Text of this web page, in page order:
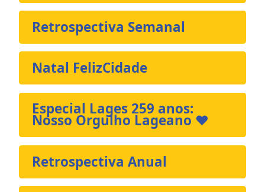
Retrospectiva Semanal
Natal FelizCidade
Especial Lages 259 anos:
Nosso Orgulho Lageano ❤️
Retrospectiva Anual